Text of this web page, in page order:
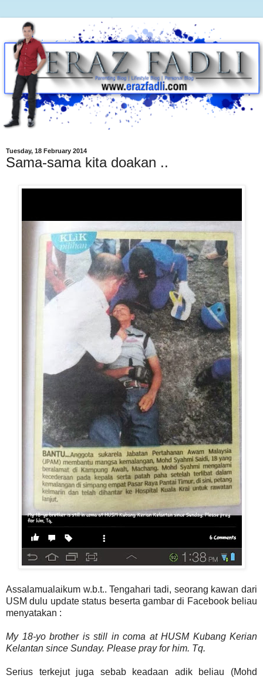
Tuesday, 18 February 2014
Sama-sama kita doakan ..
Assalamualaikum w.b.t.. Tengahari tadi, seorang kawan dari
USM dulu update status beserta gambar di Facebook beliau
menyatakan :
My 18-yo brother is still in coma at HUSM Kubang Kerian
Kelantan since Sunday. Please pray for him. Tq.
Serius terkejut juga sebab keadaan adik beliau (Mohd